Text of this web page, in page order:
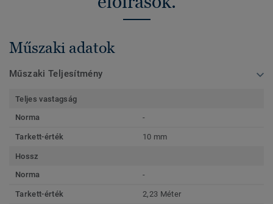
Műszaki adatok
Műszaki Teljesítmény
Teljes vastagság
Norma
-
Tarkett-érték 10 mm
Hossz
Norma
-
Tarkett-érték 2,23 Méter